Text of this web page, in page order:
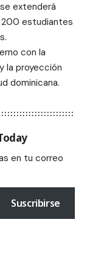
extenderá
200 estudiantes
con la
la proyección
dominicana.
en tu correo
Suscribirse